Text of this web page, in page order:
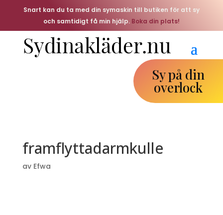
Snart kan du ta med din symaskin till butiken för att sy
och samtidigt få min hjälp. Boka din plats!
Sy på din
overlock
framflyttadarmkulle
av Efwa